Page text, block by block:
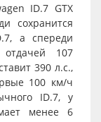
ID.7 GTX
сохранится
а спереди
107
390 л.с.,
100 км/ч
ID.7, у
менее 6